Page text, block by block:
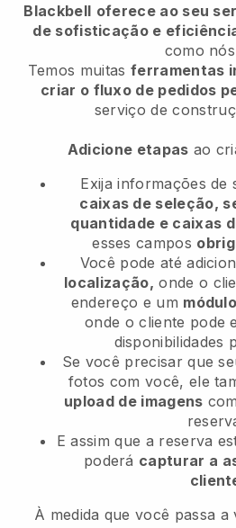
Blackbell oferece ao seu
de sofisticação e
como
Temos muitas ferramentas
criar o fluxo de pedidos
serviço de
Adicione etapas ao
Exija informações de
caixas de seleção,
quantidade e caixas
esses campos
Você pode até
localização, onde o
endereço e um
onde o cliente pode
disponibilidades
Se você precisar que
fotos com você, ele
upload de imagens
E assim que a reserva
poderá capturar a
À medida que você passa